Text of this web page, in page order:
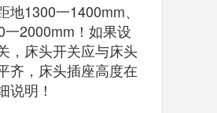
地1300一1400mm、
一2000mm！如果设
，床头开关应与床头
齐，床头插座高度在
说明！